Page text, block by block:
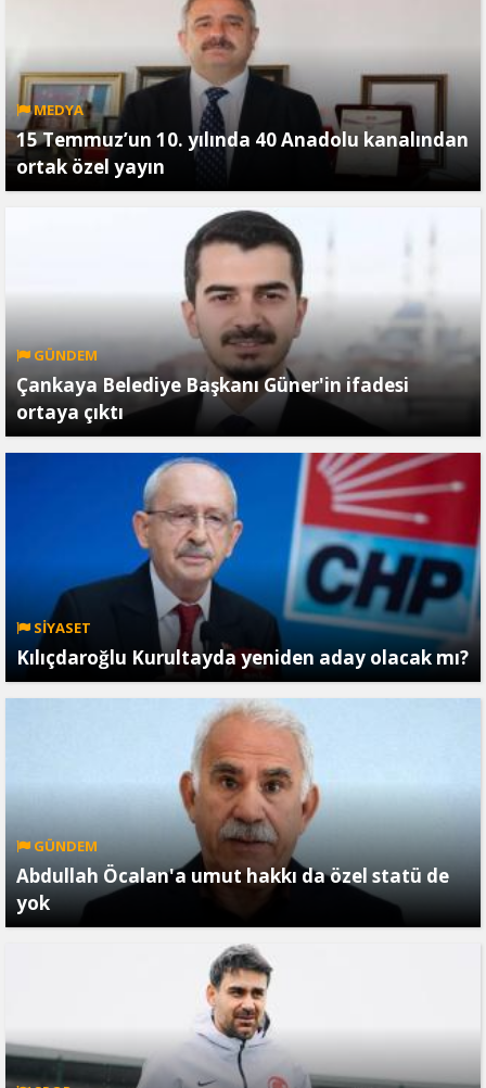
MEDYA
15 Temmuz’un 10. yılında 40 Anadolu kanalından
ortak özel yayın
GÜNDEM
Çankaya Belediye Başkanı Güner'in ifadesi
ortaya çıktı
SİYASET
Kılıçdaroğlu Kurultayda yeniden aday olacak mı?
GÜNDEM
Abdullah Öcalan'a umut hakkı da özel statü de
yok